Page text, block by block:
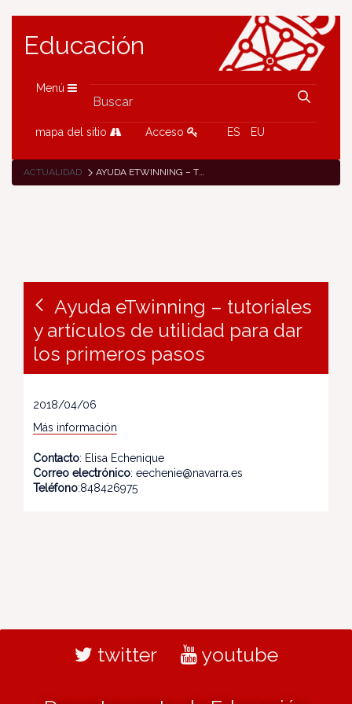
Educación
Menú
mapa del sitio Acceso ES EU
ACTUALIDAD AYUDA ETWINNING – TUTORIALES Y ARTÍCULOS DE UTILIDAD PARA DAR LOS PRIMEROS PASOS
Ayuda eTwinning – tutoriales
y artículos de utilidad para dar
los primeros pasos
2018/04/06
Más información
Contacto: Elisa Echenique
Correo electrónico: eechenie@navarra.es
Teléfono:848426975
twitter youtube